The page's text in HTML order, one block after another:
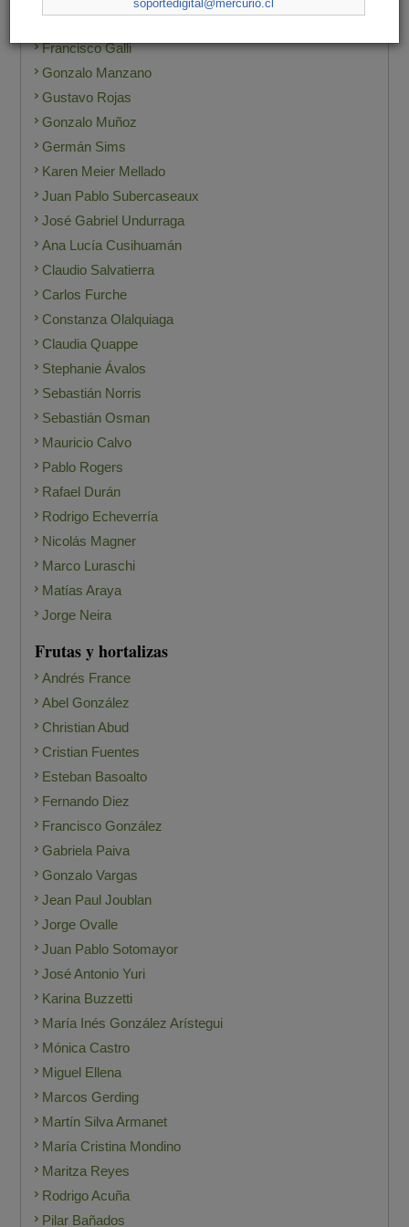
Francisco Galli
Gonzalo Manzano
Gustavo Rojas
Gonzalo Muñoz
Germán Sims
Karen Meier Mellado
Juan Pablo Subercaseaux
José Gabriel Undurraga
Ana Lucía Cusihuamán
Claudio Salvatierra
Carlos Furche
Constanza Olalquiaga
Claudia Quappe
Stephanie Ávalos
Sebastián Norris
Sebastián Osman
Mauricio Calvo
Pablo Rogers
Rafael Durán
Rodrigo Echeverría
Nicolás Magner
Marco Luraschi
Matías Araya
Jorge Neira
Frutas y hortalizas
Andrés France
Abel González
Christian Abud
Cristian Fuentes
Esteban Basoalto
Fernando Diez
Francisco González
Gabriela Paiva
Gonzalo Vargas
Jean Paul Joublan
Jorge Ovalle
Juan Pablo Sotomayor
José Antonio Yuri
Karina Buzzetti
María Inés González Arístegui
Mónica Castro
Miguel Ellena
Marcos Gerding
Martín Silva Armanet
María Cristina Mondino
Maritza Reyes
Rodrigo Acuña
Pilar Bañados
soportedigital@mercurio.cl